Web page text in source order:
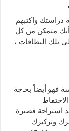
دراستك واكتبهم
أنك متمكن من كل
تلك البطاقات ،
فهو أيضاً بحاجة
استراحة قصيرة
وتركيزك